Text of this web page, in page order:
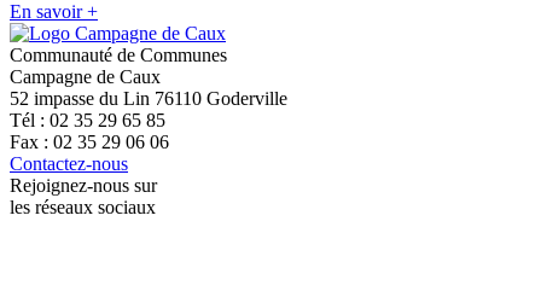
En savoir +
Communauté de Communes
Campagne de Caux
52 impasse du Lin 76110 Goderville
Tél : 02 35 29 65 85
Fax : 02 35 29 06 06
Contactez-nous
Rejoignez-nous sur
les réseaux sociaux